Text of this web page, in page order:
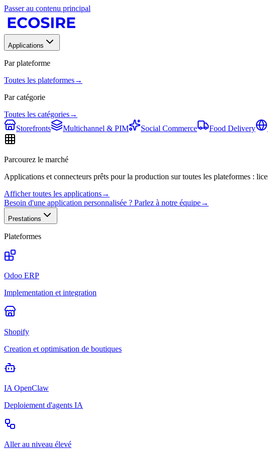
Passer au contenu principal
Applications
Par plateforme
Toutes les plateformes→
Par catégorie
Toutes les catégories→
Storefronts
Multichannel & PIM Social Commerce Food Delivery
Parcourez le marché
Applications et connecteurs prêts pour la production sur toutes les plateformes :
Afficher toutes les applications→
Besoin d'une application personnalisée ? Parlez à notre équipe→
Prestations
Plateformes
Odoo ERP
Implementation et integration
Shopify
Creation et optimisation de boutiques
IA OpenClaw
Deploiement d'agents IA
Aller au niveau élevé